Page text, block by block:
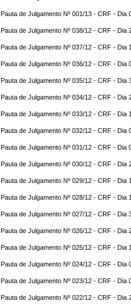
Pauta de Julgamento Nº 001/13 - CRF - Dia
Pauta de Julgamento Nº 038/12 - CRF - Dia
Pauta de Julgamento Nº 037/12 - CRF - Dia
Pauta de Julgamento Nº 036/12 - CRF - Dia
Pauta de Julgamento Nº 035/12 - CRF - Dia
Pauta de Julgamento Nº 034/12 - CRF - Dia
Pauta de Julgamento Nº 033/12 - CRF - Dia
Pauta de Julgamento Nº 032/12 - CRF - Dia
Pauta de Julgamento Nº 031/12 - CRF - Dia
Pauta de Julgamento Nº 030/12 - CRF - Dia
Pauta de Julgamento Nº 029/12 - CRF - Dia
Pauta de Julgamento Nº 028/12 - CRF - Dia
Pauta de Julgamento Nº 027/12 - CRF - Dia
Pauta de Julgamento Nº 026/12 - CRF - Dia
Pauta de Julgamento Nº 025/12 - CRF - Dia
Pauta de Julgamento Nº 024/12 - CRF - Dia
Pauta de Julgamento Nº 023/12 - CRF - Dia
Pauta de Julgamento Nº 022/12 - CRF - Dia